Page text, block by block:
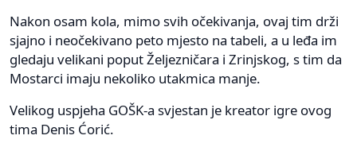
Nakon osam kola, mimo svih očekivanja, ovaj tim drži
sjajno i neočekivano peto mjesto na tabeli, a u leđa im
gledaju velikani poput Željezničara i Zrinjskog, s tim da
Mostarci imaju nekoliko utakmica manje.
Velikog uspjeha GOŠK-a svjestan je kreator igre ovog
tima Denis Ćorić.